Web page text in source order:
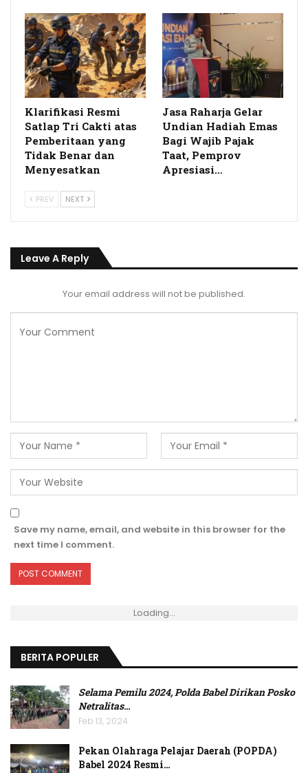
Klarifikasi Resmi
Satlap Tri Cakti atas
Pemberitaan yang
Tidak Benar dan
Menyesatkan
Jasa Raharja Gelar
Undian Hadiah Emas
Bagi Wajib Pajak
Taat, Pemprov
Apresiasi…
PREV NEXT
Leave A Reply
Your email address will not be published.
Save my name, email, and website in this browser for the
next time I comment.
Loading...
BERITA POPULER
Selama Pemilu 2024, Polda Babel Dirikan Posko
Netralitas…
Feb 13, 2024
Pekan Olahraga Pelajar Daerah (POPDA)
Babel 2024 Resmi…